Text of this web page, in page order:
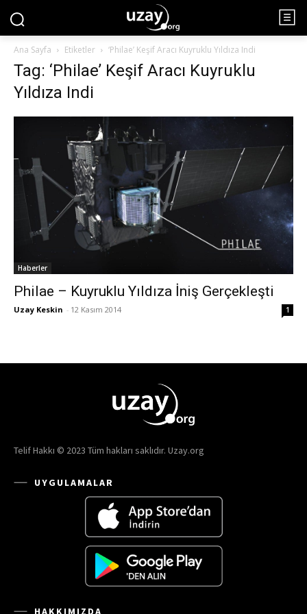
Ana Sayfa Etiketler ‘Philae’ Keşif Aracı Kuyruklu Yıldıza Indi
Tag: ‘Philae’ Keşif Aracı Kuyruklu
Yıldıza Indi
Haberler
Philae – Kuyruklu Yıldıza İniş Gerçekleşti
Uzay Keskin - 12 Kasım 2014 1
Telif Hakkı © 2023 Tüm hakları saklıdır. Uzay.org
UYGULAMALAR
HAKKIMIZDA